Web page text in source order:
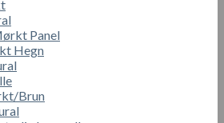
Panel
Hegn
Brun